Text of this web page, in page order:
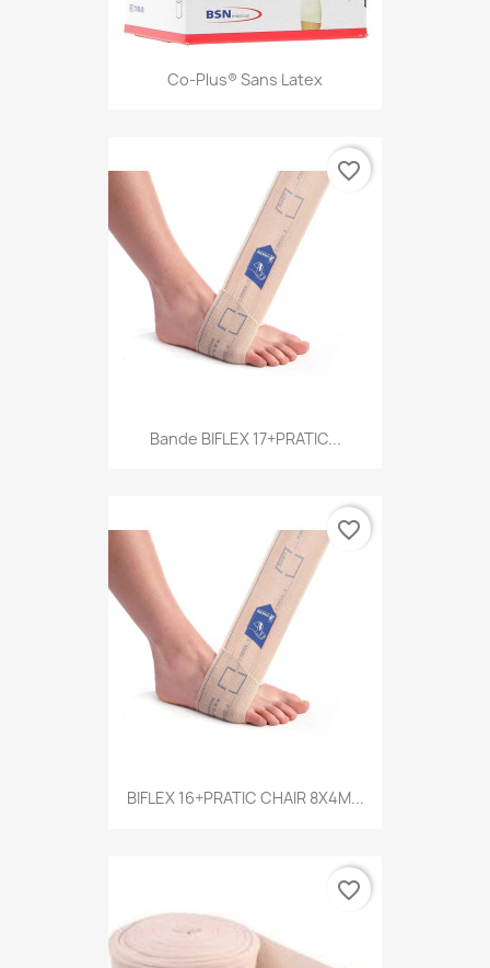
Co-Plus® Sans Latex
Bande BIFLEX 17+PRATIC...
favorite_border
BIFLEX 16+PRATIC CHAIR 8X4M...
favorite_border
favorite_border